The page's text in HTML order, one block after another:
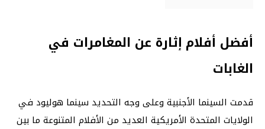
أفضل أفلام إثارة عن المغامرات في
الغابات
قدمت السينما الأجنبية وعلى وجه التحديد سينما هوليود في
الولايات المتحدة الأمريكية العديد من الأفلام المتنوعة ما بين